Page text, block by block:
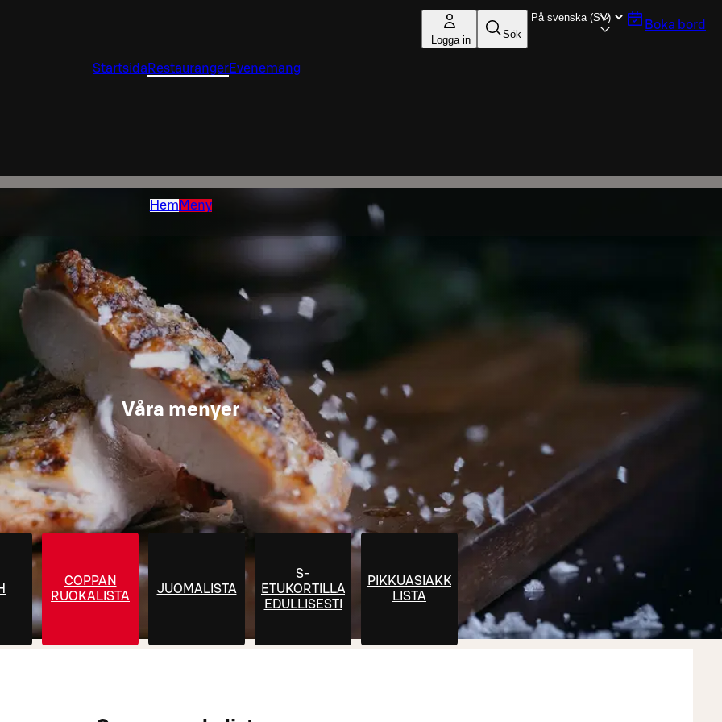
Logga in Sök
Boka bord
Startsida RestaurangerEvenemang
Hem Meny
Våra menyer
COPPAN
RUOKALISTA
JUOMALISTA
S-
ETUKORTILLA
EDULLISESTI
PIKKUASIAKKAIDEN
LISTA